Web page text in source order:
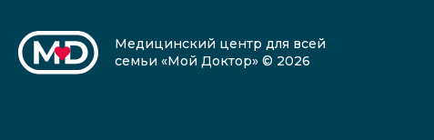
Медицинский центр для всей
семьи «Мой Доктор» © 2026